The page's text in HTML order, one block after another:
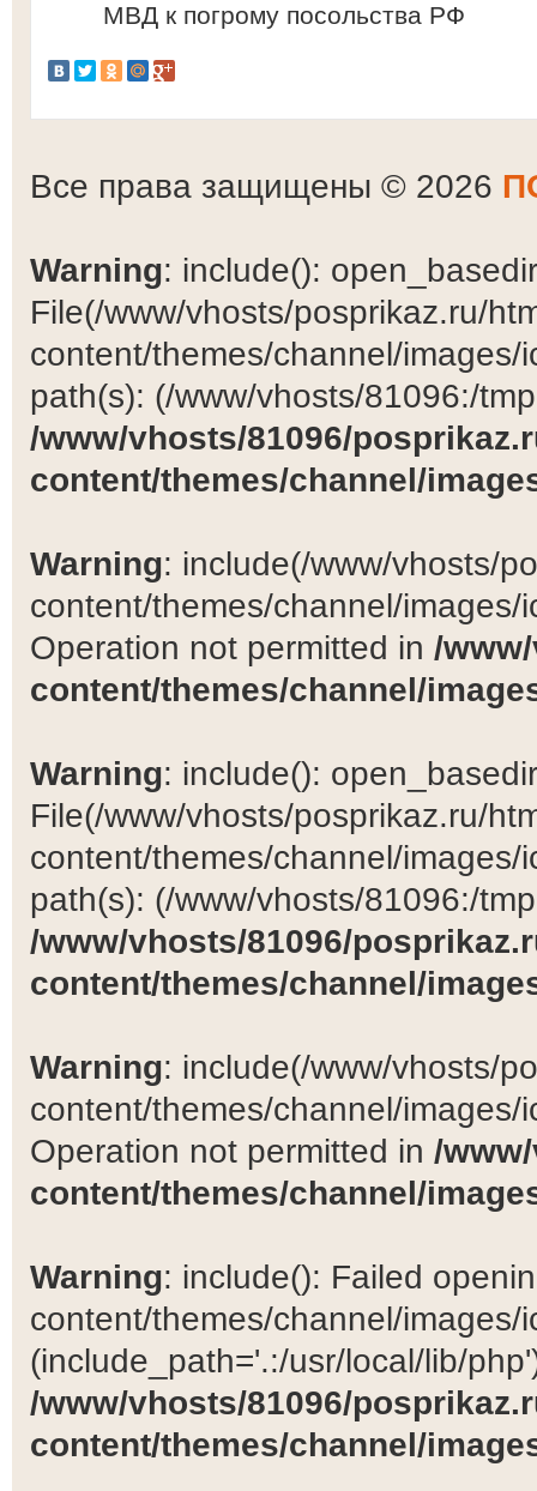
МВД к погрому посольства РФ
Все права защищены © 2026
Warning: include():
File(/www/vhosts/posprikaz.ru/
content/themes/channel/
path(s): (/www/vhosts/81096:/
/www/vhosts/81096/
content/themes/channel/
Warning: include(/www/vhosts/
content/themes/channel/
Operation not permitted in /
content/themes/channel/
Warning: include():
File(/www/vhosts/posprikaz.ru/
content/themes/channel/
path(s): (/www/vhosts/81096:/
/www/vhosts/81096/
content/themes/channel/
Warning: include(/www/vhosts/
content/themes/channel/
Operation not permitted in /
content/themes/channel/
Warning: include(): Failed
content/themes/channel/images/
(include_path='.:/usr/local/lib/
/www/vhosts/81096/
content/themes/channel/